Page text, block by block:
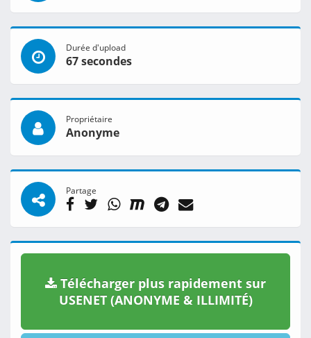
Durée d'upload
67 secondes
Propriétaire
Anonyme
Partage
Télécharger plus rapidement sur
USENET (ANONYME & ILLIMITÉ)